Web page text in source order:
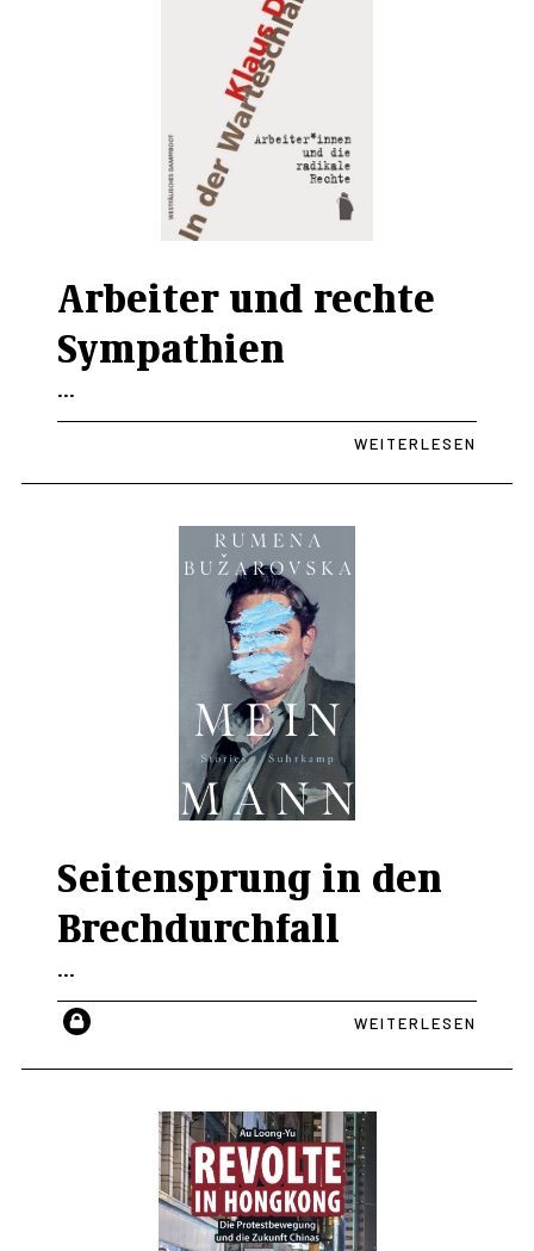
Arbeiter und rechte
Sympathien
...
WEITERLESEN
Seitensprung in den
Brechdurchfall
...
WEITERLESEN